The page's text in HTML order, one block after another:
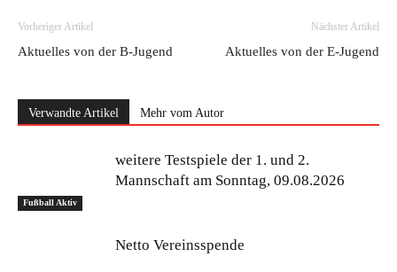
Vorheriger Artikel
Aktuelles von der B-Jugend
Nächster Artikel
Aktuelles von der E-Jugend
Verwandte Artikel Mehr vom Autor
Fußball Aktiv
weitere Testspiele der 1. und 2.
Mannschaft am Sonntag, 09.08.2026
Netto Vereinsspende